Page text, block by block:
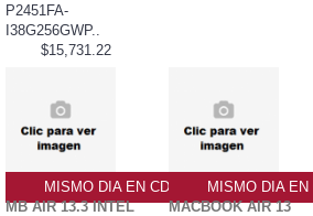
P2451FA-
I38G256GWP..
$15,731.22
MISMO DIA EN CDMX
MB AIR 13.3 INTEL
MISMO DIA EN
MACBOOK AIR 13